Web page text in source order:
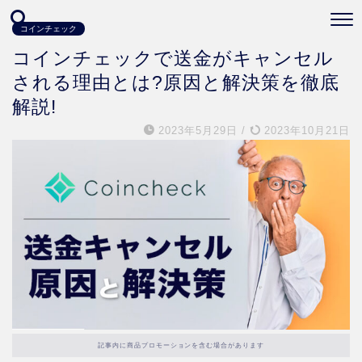
コインチェック
コインチェックで送金がキャンセル
される理由とは?原因と解決策を徹底
解説!
2023年5月29日 / 2023年10月21日
記事内に商品プロモーションを含む場合があります